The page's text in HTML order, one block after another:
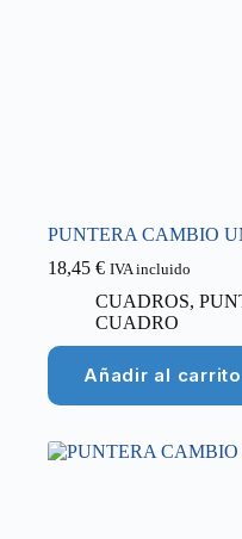
PUNTERA CAMBIO
18,45 € IVA incluido
CUADROS,
CUADRO
Añadir al carrito